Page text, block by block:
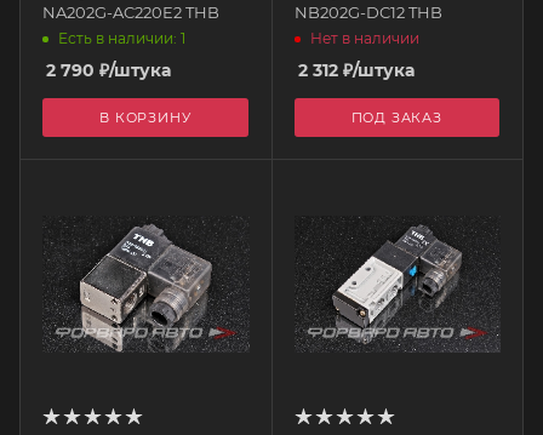
NA202G-AC220E2 THB
Есть в наличии: 1
2 790 ₽/штука
В КОРЗИНУ
NB202G-DC12 THB
Нет в наличии
2 312₽/штука
ПОД ЗАКАЗ